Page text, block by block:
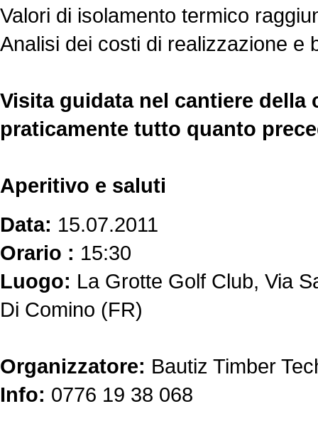
Valori di isolamento termico
Analisi dei costi di realizzazione e
Visita guidata nel cantiere della
praticamente tutto quanto
Aperitivo e saluti
Data: 15.07.2011
Orario : 15:30
Luogo: La Grotte Golf Club, Via
Di Comino (FR)
Organizzatore: Bautiz Timber
Info: 0776 19 38 068